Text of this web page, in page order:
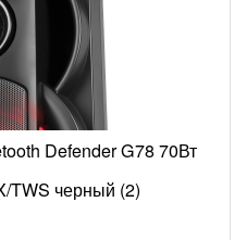
Defender G78 70Вт
TWS черный (2)